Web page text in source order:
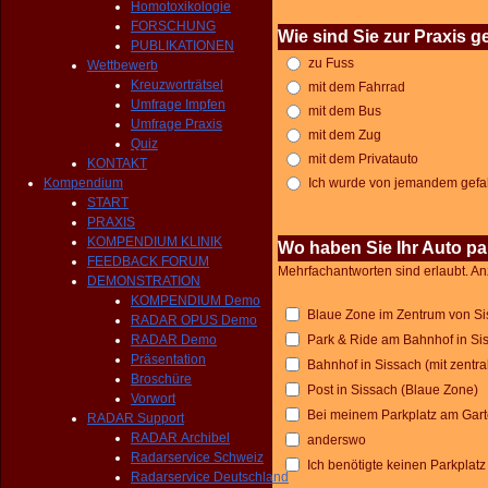
Homotoxikologie
FORSCHUNG
PUBLIKATIONEN
Wettbewerb
Kreuzworträtsel
Umfrage Impfen
Umfrage Praxis
Quiz
KONTAKT
Kompendium
START
PRAXIS
KOMPENDIUM KLINIK
FEEDBACK FORUM
DEMONSTRATION
KOMPENDIUM Demo
RADAR OPUS Demo
RADAR Demo
Präsentation
Broschüre
Vorwort
RADAR Support
RADAR Archibel
Radarservice Schweiz
Radarservice Deutschland
Wie sind Sie zur Praxis
zu Fuss
mit dem Fahrrad
mit dem Bus
mit dem Zug
mit dem Privatauto
Ich wurde von jemandem
Wo haben Sie Ihr Auto
Mehrfachantworten sind erlaubt.
Blaue Zone im Zentrum von
Park & Ride am Bahnhof in
Bahnhof in Sissach (mit
Post in Sissach (Blaue Zone)
Bei meinem Parkplatz am
anderswo
Ich benötigte keinen Parkplatz